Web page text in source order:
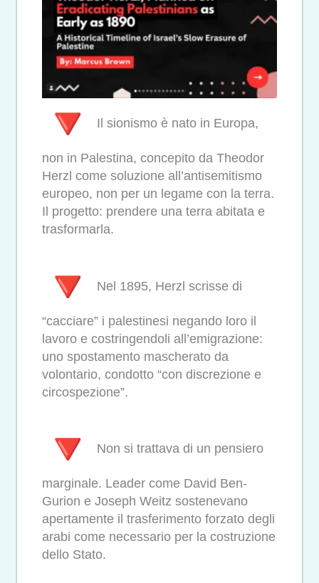
Il sionismo è nato in Europa,
non in Palestina, concepito da Theodor
Herzl come soluzione all’antisemitismo
europeo, non per un legame con la terra.
Il progetto: prendere una terra abitata e
trasformarla.
Nel 1895, Herzl scrisse di
“cacciare” i palestinesi negando loro il
lavoro e costringendoli all’emigrazione:
uno spostamento mascherato da
volontario, condotto “con discrezione e
circospezione”.
Non si trattava di un pensiero
marginale. Leader come David Ben-
Gurion e Joseph Weitz sostenevano
apertamente il trasferimento forzato degli
arabi come necessario per la costruzione
dello Stato.